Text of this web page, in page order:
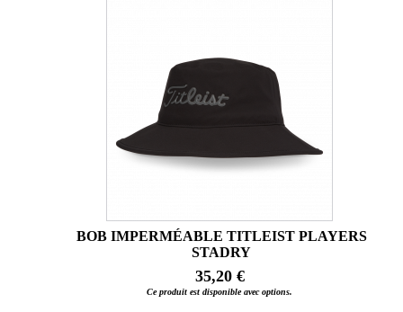
BOB IMPERMÉABLE TITLEIST PLAYERS
STADRY
35,20 €
Ce produit est disponible avec options.